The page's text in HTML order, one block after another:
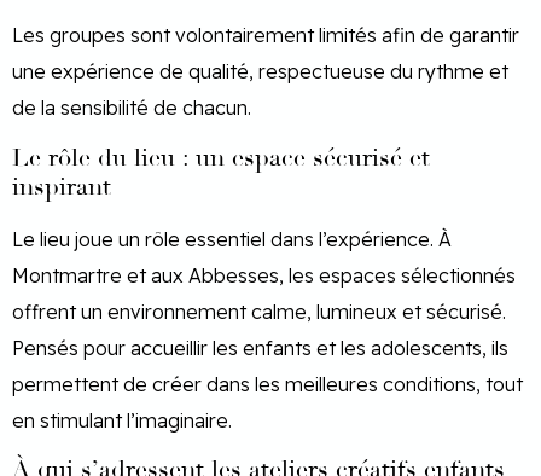
Les groupes sont volontairement limités afin de garantir
une expérience de qualité, respectueuse du rythme et
de la sensibilité de chacun.
Le rôle du lieu : un espace sécurisé et
inspirant
Le lieu joue un rôle essentiel dans l’expérience. À
Montmartre et aux Abbesses, les espaces sélectionnés
offrent un environnement calme, lumineux et sécurisé.
Pensés pour accueillir les enfants et les adolescents, ils
permettent de créer dans les meilleures conditions, tout
en stimulant l’imaginaire.
À qui s’adressent les ateliers créatifs enfants